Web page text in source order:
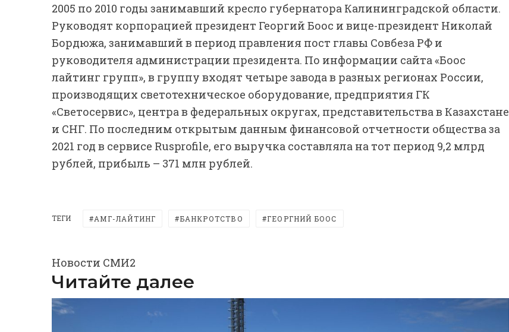
2005 по 2010 годы занимавший кресло губернатора Калининградской области.
Руководят корпорацией президент Георгий Боос и вице-президент Николай
Бордюжа, занимавший в период правления пост главы Совбеза РФ и
руководителя администрации президента. По информации сайта «Боос
лайтинг групп», в группу входят четыре завода в разных регионах России,
производящих светотехническое оборудование, предприятия ГК
«Светосервис», центра в федеральных округах, представительства в Казахстане
и СНГ. По последним открытым данным финансовой отчетности общества за
2021 год в сервисе Rusprofile, его выручка составляла на тот период 9,2 млрд
рублей, прибыль – 371 млн рублей.
ТЕГИ АМГ-ЛАЙТИНГ БАНКРОТСТВО ГЕОРГНИЙ БООС
Новости СМИ2
Читайте далее